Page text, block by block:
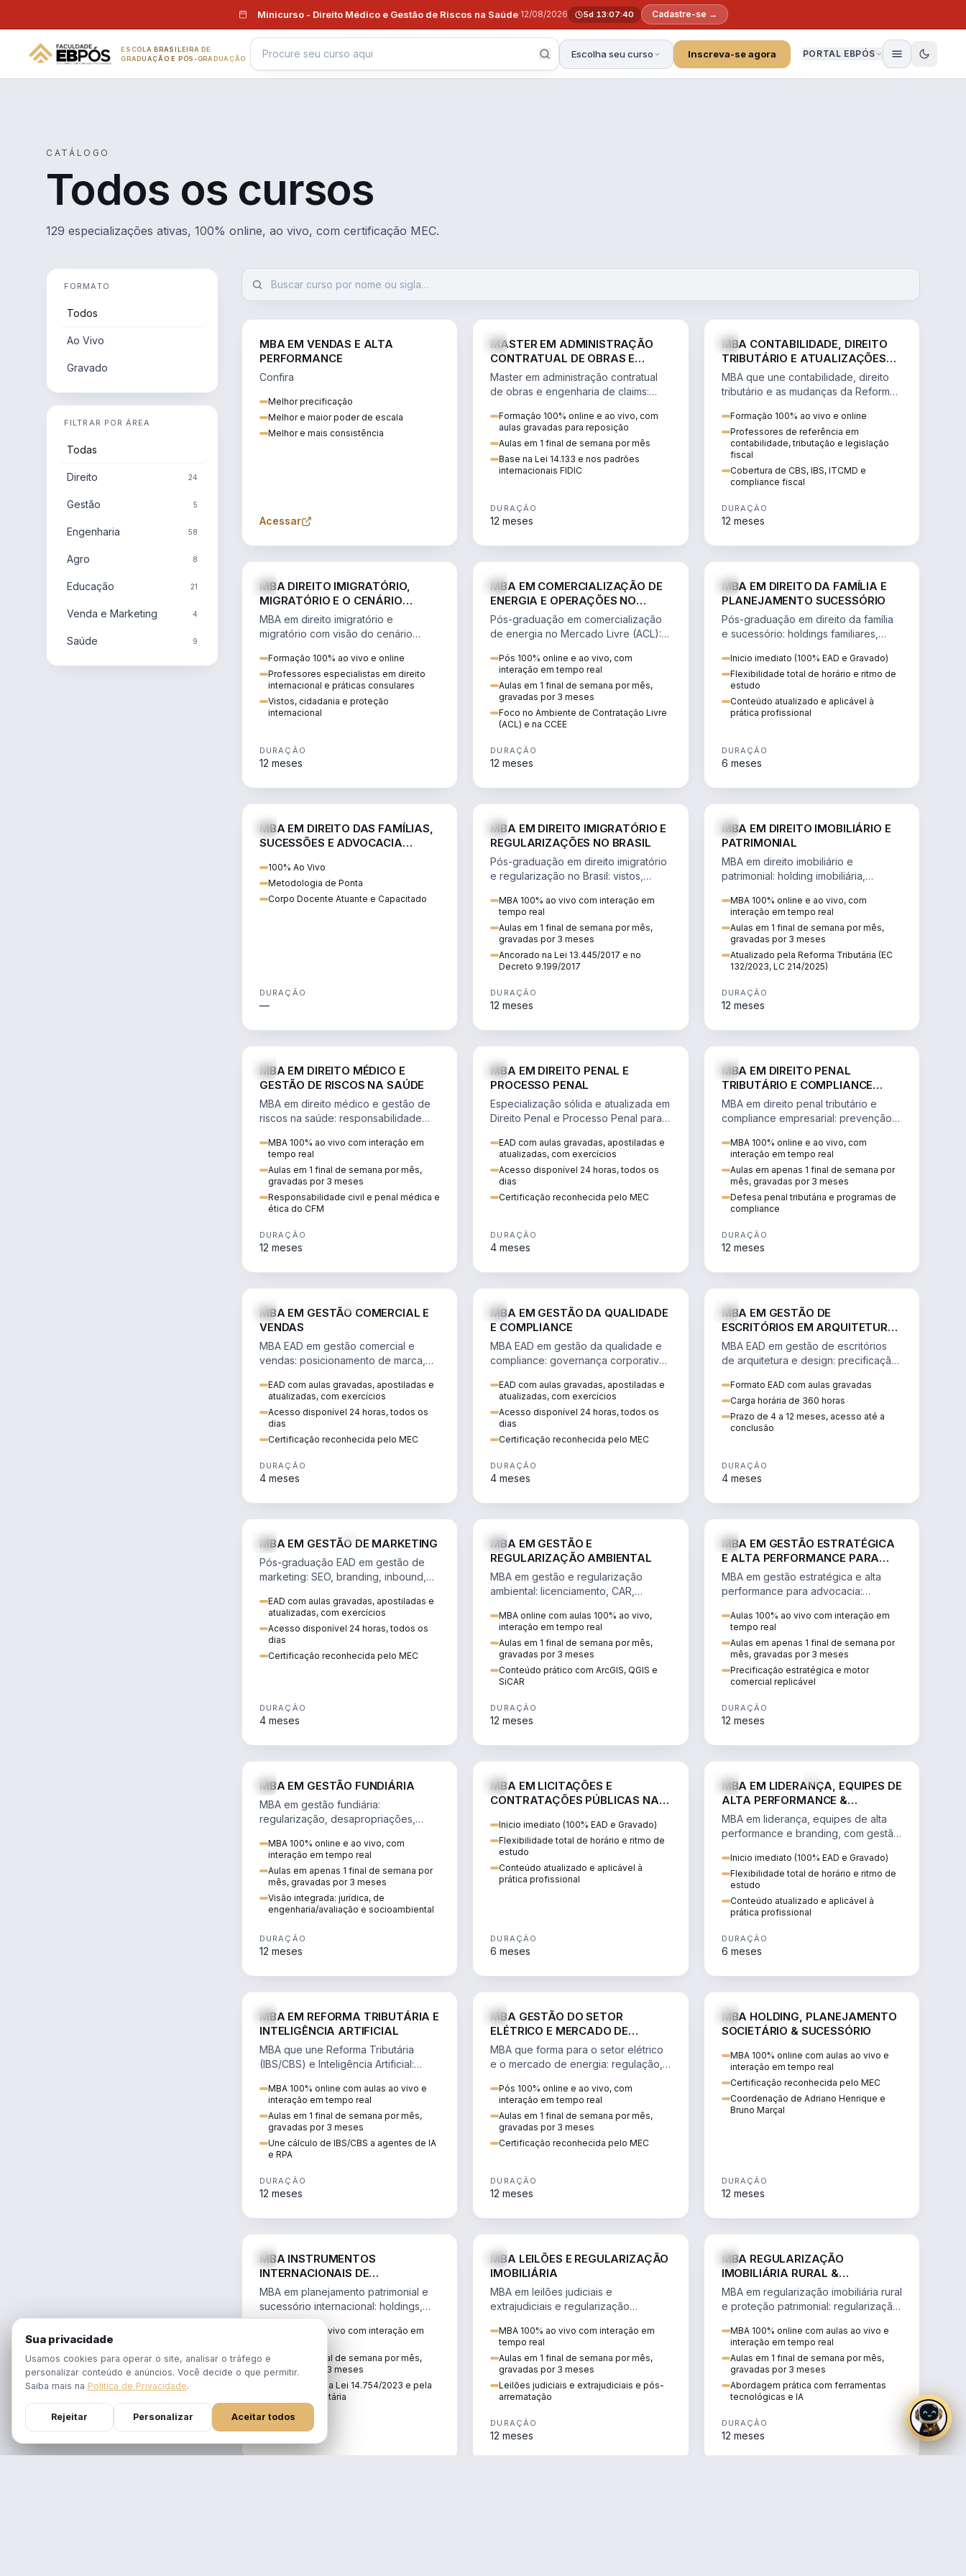
Minicurso - Direito Médico e Gestão de Riscos na Saúde·12/08/2026 5d 13:07:40 Cadastre-se →
ESCOLA BRASILEIRA DE
GRADUAÇÃO E PÓS-GRADUAÇÃO
Escolha seu curso Inscreva-se agora PORTAL EBPÓS
CATÁLOGO
Todos os cursos
129 especializações ativas, 100% online, ao vivo, com certificação MEC.
FORMATO
Todos
Ao Vivo
Gravado
FILTRAR POR ÁREA
Todas
Direito 24
Gestão 5
Engenharia 58
Agro 8
Educação 21
Venda e Marketing 4
Saúde 9
MBA EM VENDAS E ALTA
PERFORMANCE
Confira
Melhor precificação
Melhor e maior poder de escala
Melhor e mais consistência
Acessar
MASTER EM ADMINISTRAÇÃO
CONTRATUAL DE OBRAS E
ENGENHARIA DE CLAIMS
Master em administração contratual
de obras e engenharia de claims:
pleitos, delay analysis e FIDIC.
Formação 100% online e ao vivo, com
aulas gravadas para reposição
Aulas em 1 final de semana por mês
Base na Lei 14.133 e nos padrões
internacionais FIDIC
DURAÇÃO
12 meses
MBA CONTABILIDADE, DIREITO
TRIBUTÁRIO E ATUALIZAÇÕES
DA REFORMA TRIBUTÁRIA
MBA que une contabilidade, direito
tributário e as mudanças da Reforma
estratégica no novo cenário.
Formação 100% ao vivo e online
Professores de referência em
contabilidade, tributação e legislação
fiscal
Cobertura de CBS, IBS, ITCMD e
compliance fiscal
DURAÇÃO
12 meses
MBA DIREITO IMIGRATÓRIO,
MIGRATÓRIO E O CENÁRIO
INTERNACIONAL
MBA em direito imigratório e
migratório com visão do cenário
regularização e consultoria
transnacional.
Formação 100% ao vivo e online
Professores especialistas em direito
internacional e práticas consulares
Vistos, cidadania e proteção
internacional
DURAÇÃO
12 meses
MBA EM COMERCIALIZAÇÃO DE
ENERGIA E OPERAÇÕES NO
MERCADO LIVRE
Pós-graduação em comercialização
de energia no Mercado Livre (ACL):
risco e migração de clientes.
Pós 100% online e ao vivo, com
interação em tempo real
Aulas em 1 final de semana por mês,
gravadas por 3 meses
Foco no Ambiente de Contratação Livre
(ACL) e na CCEE
DURAÇÃO
12 meses
MBA EM DIREITO DA FAMÍLIA E
PLANEJAMENTO SUCESSÓRIO
Pós-graduação em direito da família
e sucessório: holdings familiares,
tributação da sucessão.
Inicio imediato (100% EAD e Gravado)
Flexibilidade total de horário e ritmo de
estudo
Conteúdo atualizado e aplicável à
prática profissional
DURAÇÃO
6 meses
MBA EM DIREITO DAS FAMÍLIAS,
SUCESSÕES E ADVOCACIA
100% Ao Vivo
Metodologia de Ponta
Corpo Docente Atuante e Capacitado
DURAÇÃO
—
MBA EM DIREITO IMIGRATÓRIO E
REGULARIZAÇÕES NO BRASIL
Pós-graduação em direito imigratório
e regularização no Brasil: vistos,
tributação do imigrante.
MBA 100% ao vivo com interação em
tempo real
Aulas em 1 final de semana por mês,
gravadas por 3 meses
Ancorado na Lei 13.445/2017 e no
Decreto 9.199/2017
DURAÇÃO
12 meses
MBA EM DIREITO IMOBILIÁRIO E
PATRIMONIAL
MBA em direito imobiliário e
patrimonial: holding imobiliária,
contratos e impactos da Reforma
Tributária.
MBA 100% online e ao vivo, com
interação em tempo real
Aulas em 1 final de semana por mês,
gravadas por 3 meses
Atualizado pela Reforma Tributária (EC
132/2023, LC 214/2025)
DURAÇÃO
12 meses
MBA EM DIREITO MÉDICO E
GESTÃO DE RISCOS NA SAÚDE
MBA em direito médico e gestão de
riscos na saúde: responsabilidade
judicialização e planejamento
patrimonial.
MBA 100% ao vivo com interação em
tempo real
Aulas em 1 final de semana por mês,
gravadas por 3 meses
Responsabilidade civil e penal médica e
ética do CFM
DURAÇÃO
12 meses
MBA EM DIREITO PENAL E
PROCESSO PENAL
Especialização sólida e atualizada em
Direito Penal e Processo Penal para a
jurídicos.
EAD com aulas gravadas, apostiladas e
atualizadas, com exercícios
Acesso disponível 24 horas, todos os
dias
Certificação reconhecida pelo MEC
DURAÇÃO
4 meses
MBA EM DIREITO PENAL
TRIBUTÁRIO E COMPLIANCE
EMPRESARIAL
MBA em direito penal tributário e
compliance empresarial: prevenção à
tributários e auditoria.
MBA 100% online e ao vivo, com
interação em tempo real
Aulas em apenas 1 final de semana por
mês, gravadas por 3 meses
Defesa penal tributária e programas de
compliance
DURAÇÃO
12 meses
MBA EM GESTÃO COMERCIAL E
VENDAS
MBA EAD em gestão comercial e
vendas: posicionamento de marca,
comportamento do consumidor na
era digital.
EAD com aulas gravadas, apostiladas e
atualizadas, com exercícios
Acesso disponível 24 horas, todos os
dias
Certificação reconhecida pelo MEC
DURAÇÃO
4 meses
MBA EM GESTÃO DA QUALIDADE
E COMPLIANCE
MBA EAD em gestão da qualidade e
compliance: governança corporativa,
contínua e IA aplicada a processos.
EAD com aulas gravadas, apostiladas e
atualizadas, com exercícios
Acesso disponível 24 horas, todos os
dias
Certificação reconhecida pelo MEC
DURAÇÃO
4 meses
MBA EM GESTÃO DE
ESCRITÓRIOS EM ARQUITETURA
E DESIGN
MBA EAD em gestão de escritórios
de arquitetura e design: precificação,
gestão de equipes criativas.
Formato EAD com aulas gravadas
Carga horária de 360 horas
Prazo de 4 a 12 meses, acesso até a
conclusão
DURAÇÃO
4 meses
MBA EM GESTÃO DE MARKETING
Pós-graduação EAD em gestão de
marketing: SEO, branding, inbound,
decisões orientadas por dados.
EAD com aulas gravadas, apostiladas e
atualizadas, com exercícios
Acesso disponível 24 horas, todos os
dias
Certificação reconhecida pelo MEC
DURAÇÃO
4 meses
MBA EM GESTÃO E
REGULARIZAÇÃO AMBIENTAL
MBA em gestão e regularização
ambiental: licenciamento, CAR,
perícia ambiental com ArcGIS, QGIS e
SiCAR.
MBA online com aulas 100% ao vivo,
interação em tempo real
Aulas em 1 final de semana por mês,
gravadas por 3 meses
Conteúdo prático com ArcGIS, QGIS e
SiCAR
DURAÇÃO
12 meses
MBA EM GESTÃO ESTRATÉGICA
E ALTA PERFORMANCE PARA
ADVOCACIA
MBA em gestão estratégica e alta
performance para advocacia:
escalável, lucrativo e bem
precificado.
Aulas 100% ao vivo com interação em
tempo real
Aulas em apenas 1 final de semana por
mês, gravadas por 3 meses
Precificação estratégica e motor
comercial replicável
DURAÇÃO
12 meses
MBA EM GESTÃO FUNDIÁRIA
MBA em gestão fundiária:
regularização, desapropriações,
ambiental em projetos de
infraestrutura.
MBA 100% online e ao vivo, com
interação em tempo real
Aulas em apenas 1 final de semana por
mês, gravadas por 3 meses
Visão integrada: jurídica, de
engenharia/avaliação e socioambiental
DURAÇÃO
12 meses
MBA EM LICITAÇÕES E
CONTRATAÇÕES PÚBLICAS NA
Inicio imediato (100% EAD e Gravado)
Flexibilidade total de horário e ritmo de
estudo
Conteúdo atualizado e aplicável à
prática profissional
DURAÇÃO
6 meses
MBA EM LIDERANÇA, EQUIPES DE
ALTA PERFORMANCE &
BRANDING
MBA em liderança, equipes de alta
performance e branding, com gestão
e comunicação persuasiva.
Inicio imediato (100% EAD e Gravado)
Flexibilidade total de horário e ritmo de
estudo
Conteúdo atualizado e aplicável à
prática profissional
DURAÇÃO
6 meses
MBA EM REFORMA TRIBUTÁRIA E
INTELIGÊNCIA ARTIFICIAL
MBA que une Reforma Tributária
(IBS/CBS) e Inteligência Artificial:
RPA e automação da rotina fiscal.
MBA 100% online com aulas ao vivo e
interação em tempo real
Aulas em 1 final de semana por mês,
gravadas por 3 meses
Une cálculo de IBS/CBS a agentes de IA
e RPA
DURAÇÃO
12 meses
MBA GESTÃO DO SETOR
ELÉTRICO E MERCADO DE
ENERGIA
MBA que forma para o setor elétrico
e o mercado de energia: regulação,
transmissão e revisão tarifária.
Pós 100% online e ao vivo, com
interação em tempo real
Aulas em 1 final de semana por mês,
gravadas por 3 meses
Certificação reconhecida pelo MEC
DURAÇÃO
12 meses
MBA HOLDING, PLANEJAMENTO
SOCIETÁRIO & SUCESSÓRIO
MBA 100% online com aulas ao vivo e
interação em tempo real
Certificação reconhecida pelo MEC
Coordenação de Adriano Henrique e
Bruno Marçal
DURAÇÃO
12 meses
MBA INSTRUMENTOS
INTERNACIONAIS DE
PLANEJAMENTO PATRIMONIAL &
SUCESSÓRIO
MBA em planejamento patrimonial e
sucessório internacional: holdings,
trusts e offshore sob a Lei
14.754/2023 e a Reforma Tributária.
MBA 100% ao vivo com interação em
Aulas em 1 final de semana por mês,
gravadas por 3 meses
Atualizado pela Lei 14.754/2023 e pela
Reforma Tributária
DURAÇÃO
12 meses
MBA LEILÕES E REGULARIZAÇÃO
IMOBILIÁRIA
MBA em leilões judiciais e
extrajudiciais e regularização
alienação fiduciária e pós-
arrematação.
MBA 100% ao vivo com interação em
tempo real
Aulas em 1 final de semana por mês,
gravadas por 3 meses
Leilões judiciais e extrajudiciais e pós-
arrematação
DURAÇÃO
12 meses
MBA REGULARIZAÇÃO
IMOBILIÁRIA RURAL &
PROTEÇÃO PATRIMONIAL
MBA em regularização imobiliária rural
e proteção patrimonial: regularização
rural.
MBA 100% online com aulas ao vivo e
interação em tempo real
Aulas em 1 final de semana por mês,
gravadas por 3 meses
Abordagem prática com ferramentas
tecnológicas e IA
DURAÇÃO
12 meses
Sua privacidade
Usamos cookies para operar o site, analisar o tráfego e
personalizar conteúdo e anúncios. Você decide o que permitir.
Saiba mais na Política de Privacidade.
Rejeitar Personalizar Aceitar todos